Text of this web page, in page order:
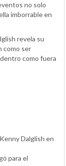
no solo
imborrable en
revela su
como ser
como fuera
Dalglish en
para el